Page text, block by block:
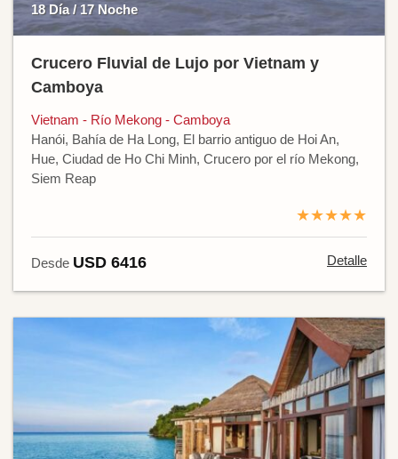
18 Día / 17 Noche
Crucero Fluvial de Lujo por Vietnam y
Camboya
Vietnam - Río Mekong - Camboya
Hanói, Bahía de Ha Long, El barrio antiguo de Hoi An,
Hue, Ciudad de Ho Chi Minh, Crucero por el río Mekong,
Siem Reap
★★★★★
Desde USD 6416 Detalle